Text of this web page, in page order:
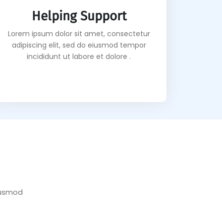
Helping Support
Lorem ipsum dolor sit amet, consectetur
adipiscing elit, sed do eiusmod tempor
incididunt ut labore et dolore .